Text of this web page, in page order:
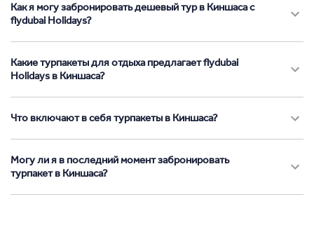
Как я могу забронировать дешевый тур в Киншаса с
flydubai Holidays?
Какие турпакеты для отдыха предлагает flydubai
Holidays в Киншаса?
Что включают в себя турпакеты в Киншаса?
Могу ли я в последний момент забронировать
турпакет в Киншаса?